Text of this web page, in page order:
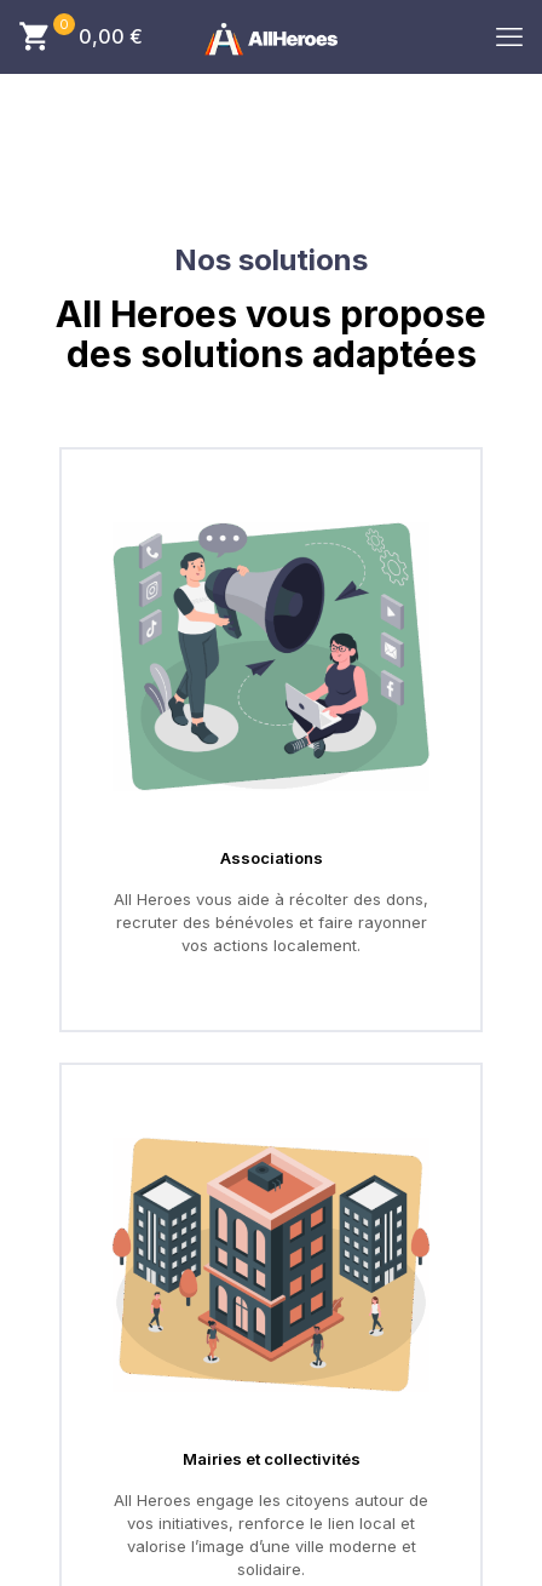
0 0,00 €
Nos solutions
All Heroes vous propose
des solutions adaptées
Associations
All Heroes vous aide à récolter des dons,
recruter des bénévoles et faire rayonner
vos actions localement.
Mairies et collectivités
All Heroes engage les citoyens autour de
vos initiatives, renforce le lien local et
valorise l’image d’une ville moderne et
solidaire.